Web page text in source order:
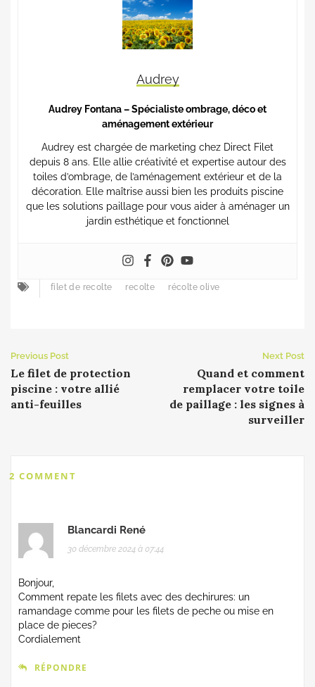
Audrey
Audrey Fontana – Spécialiste ombrage, déco et
aménagement extérieur
Audrey est chargée de marketing chez Direct Filet
depuis 8 ans. Elle allie créativité et expertise autour des
toiles d’ombrage, de l’aménagement extérieur et de la
décoration. Elle maîtrise aussi bien les produits piscine
que les solutions paillage pour vous aider à aménager un
jardin esthétique et fonctionnel
filet de recolte recolte récolte olive
Previous Post
Le filet de protection
piscine : votre allié
anti-feuilles
Next Post
Quand et comment
remplacer votre toile
de paillage : les signes à
surveiller
2 COMMENT
Blancardi René
30 décembre 2024 à 07:44
Bonjour,
Comment repate les filets avec des dechirures: un
ramandage comme pour les filets de peche ou mise en
place de pieces?
Cordialement
RÉPONDRE